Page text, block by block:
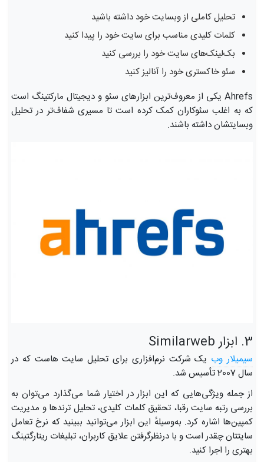
تحلیل کاملی از وبسایت خود داشته باشید
کلمات کلیدی مناسب برای سایت خود را پیدا کنید
بک‌لینک‌های سایت خود را بررسی کنید
سئو خاکستری خود را آنالیز کنید
Ahrefs یکی از معروف‌ترین ابزارهای سئو و دیجیتال مارکتینگ است
که به اغلب سئوکاران کمک کرده است تا مسیری شفاف‌تر در تحلیل
وبسایتشان داشته باشند.
3. ابزار Similarweb
سیمیلار وب یک شرکت‌ نرم‌افزاری برای تحلیل سایت هاست که در
سال 2007 تأسیس شد.
از جمله ویژگی‌هایی که این ابزار در اختیار شما می‌گذارد می‌توان به
بررسی رتبه سایت رقبا، تحقیق کلمات کلیدی، تحلیل ترندها و مدیریت
کمپین‌ها اشاره کرد. به‌وسیلهٔ این ابزار می‌توانید ببینید که نرخ تعامل
سایتتان چقدر است و با درنظرگرفتن علایق کاربران، تبلیغات ریتارگتینگ
بهتری را اجرا کنید.